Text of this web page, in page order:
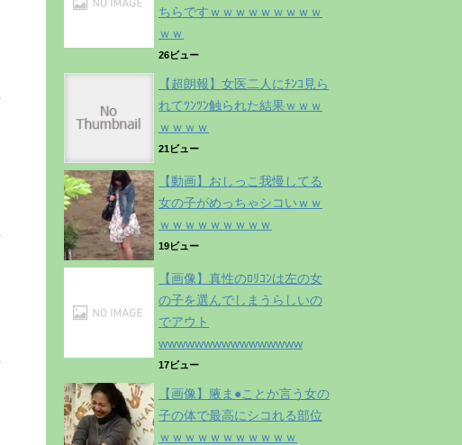
ちらですｗｗｗｗｗｗｗｗｗ
ｗｗ
26ビュー
【超朗報】女医二人にﾁﾝｺ見ら
れてﾂﾝﾂﾝ触られた結果ｗｗｗ
ｗｗｗｗ
21ビュー
【動画】おしっこ我慢してる
女の子がめっちゃシコいｗｗ
ｗｗｗｗｗｗｗｗｗ
19ビュー
【画像】真性のﾛﾘｺﾝは左の女
の子を選んでしまうらしいの
でアウト
wwwwwwwwwwwwwwww
17ビュー
【画像】腋ま●ことか言う女の
子の体で最高にシコれる部位
ｗｗｗｗｗｗｗｗｗｗｗ